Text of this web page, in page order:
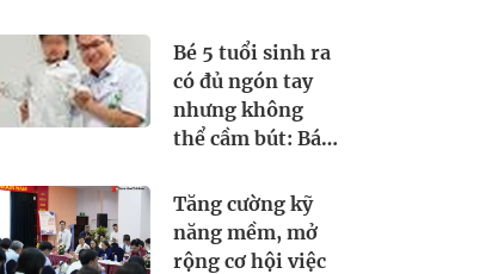
Bank,... sau đây:
Người từng phát
sinh giao dịch,
chuyển tiền vào
Bé 5 tuổi sinh ra
có đủ ngón tay
nhưng không
thể cầm bút: Bác
ngón trỏ thành
ngón cái và kết
quả bất ngờ
Tăng cường kỹ
năng mềm, mở
rộng cơ hội việc